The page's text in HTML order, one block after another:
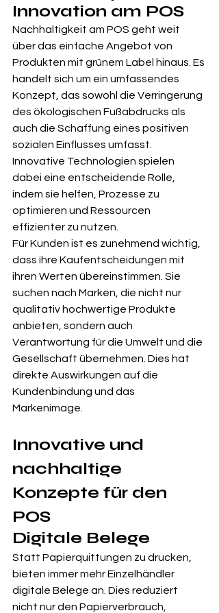
Innovation am POS
Nachhaltigkeit am POS geht weit
über das einfache Angebot von
Produkten mit grünem Label hinaus. Es
handelt sich um ein umfassendes
Konzept, das sowohl die Verringerung
des ökologischen Fußabdrucks als
auch die Schaffung eines positiven
sozialen Einflusses umfasst.
Innovative Technologien spielen
dabei eine entscheidende Rolle,
indem sie helfen, Prozesse zu
optimieren und Ressourcen
effizienter zu nutzen.
Für Kunden ist es zunehmend wichtig,
dass ihre Kaufentscheidungen mit
ihren Werten übereinstimmen. Sie
suchen nach Marken, die nicht nur
qualitativ hochwertige Produkte
anbieten, sondern auch
Verantwortung für die Umwelt und die
Gesellschaft übernehmen. Dies hat
direkte Auswirkungen auf die
Kundenbindung und das
Markenimage.
Innovative und
nachhaltige
Konzepte für den
POS
Digitale Belege
Statt Papierquittungen zu drucken,
bieten immer mehr Einzelhändler
digitale Belege an. Dies reduziert
nicht nur den Papierverbrauch,